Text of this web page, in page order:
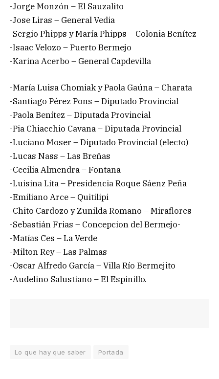
-Jorge Monzón – El Sauzalito
-Jose Liras – General Vedia
-Sergio Phipps y María Phipps – Colonia Benítez
-Isaac Velozo – Puerto Bermejo
-Karina Acerbo – General Capdevilla
-María Luisa Chomiak y Paola Gaúna – Charata
-Santiago Pérez Pons – Diputado Provincial
-Paola Benítez – Diputada Provincial
-Pia Chiacchio Cavana – Diputada Provincial
-Luciano Moser – Diputado Provincial (electo)
-Lucas Nass – Las Breñas
-Cecilia Almendra – Fontana
-Luisina Lita – Presidencia Roque Sáenz Peña
-Emiliano Arce – Quitilipi
-Chito Cardozo y Zunilda Romano – Miraflores
-Sebastián Frias – Concepcion del Bermejo-
-Matías Ces – La Verde
-Milton Rey – Las Palmas
-Oscar Alfredo García – Villa Río Bermejito
-Audelino Salustiano – El Espinillo.
Lo que hay que saber Portada